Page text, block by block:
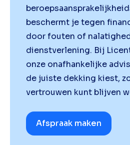
beschermt je tegen
door fouten of
dienstverlening. Bij
onze onafhankelijke
de juiste dekking kiest,
vertrouwen kunt blijven
Afspraak maken